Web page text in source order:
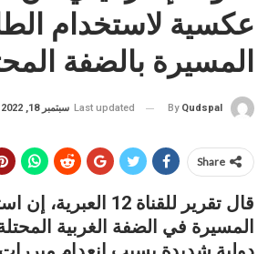
عكسية لاستخدام
المسيرة بالضفة
By Qudspal
Last updated سبتمبر 18, 2022
Share
قال تقرير للقناة 12
المسيرة في الضفة الغربية